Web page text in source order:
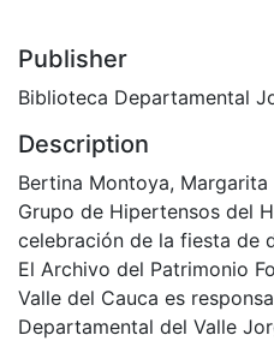
Publisher
Biblioteca Departamental
Description
Bertina Montoya,
Grupo de Hipertensos del
celebración de la fiesta de
El Archivo del Patrimonio
Valle del Cauca es
Departamental del Valle